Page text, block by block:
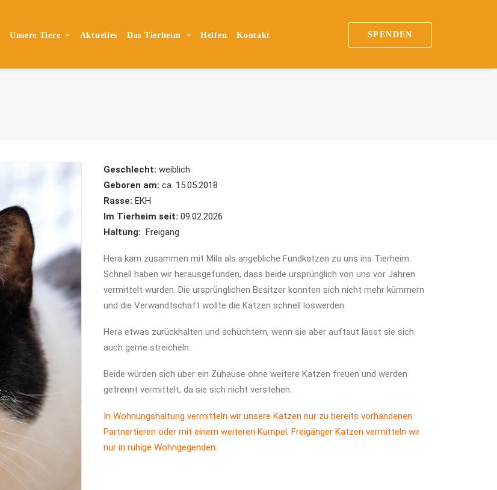
Unsere Tiere Aktuelles Das Tierheim Helfen Kontakt SPENDEN
Geschlecht: weiblich
Geboren am: ca. 15.05.2018
Rasse: EKH
Im Tierheim seit: 09.02.2026
Haltung: Freigang
Hera kam zusammen mit Mila als angebliche Fundkatzen zu uns ins Tierheim.
Schnell haben wir herausgefunden, dass beide ursprünglich von uns vor Jahren
vermittelt wurden. Die ursprünglichen Besitzer konnten sich nicht mehr kümmern
und die Verwandtschaft wollte die Katzen schnell loswerden.
Hera etwas zurückhalten und schüchtern, wenn sie aber auftaut lässt sie sich
auch gerne streicheln.
Beide würden sich über ein Zuhause ohne weitere Katzen freuen und werden
getrennt vermittelt, da sie sich nicht verstehen.
In Wohnungshaltung vermitteln wir unsere Katzen nur zu bereits vorhandenen
Partnertieren oder mit einem weiteren Kumpel. Freigänger Katzen vermitteln wir
nur in ruhige Wohngegenden.